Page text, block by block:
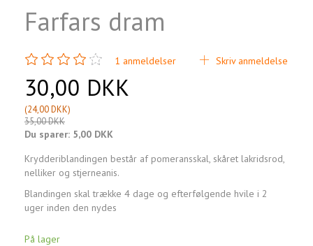
Farfars dram
1 anmeldelser Skriv anmeldelse
30,00 DKK
(24,00 DKK)
35,00 DKK
Du sparer: 5,00 DKK
Krydderiblandingen består af pomeransskal, skåret lakridsrod,
nelliker og stjerneanis.
Blandingen skal trække 4 dage og efterfølgende hvile i 2
uger inden den nydes
På lager